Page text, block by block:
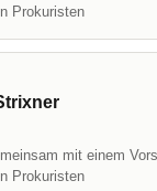
Prokuristen
mit einem
Prokuristen